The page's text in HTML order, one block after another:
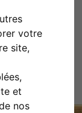
votre
site,
et
nos